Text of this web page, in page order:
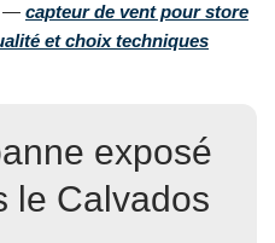
— capteur de vent pour store
et choix techniques
exposé
le Calvados